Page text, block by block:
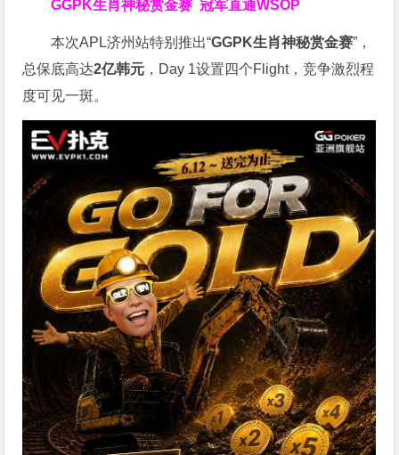
GGPK生肖神秘赏金赛冠军直通WSOP
本次APL济州站特别推出“GGPK生肖神秘赏金赛”，
总保底高达2亿韩元 ，Day 1设置四个Flight，竞争激烈程
度可见一斑。